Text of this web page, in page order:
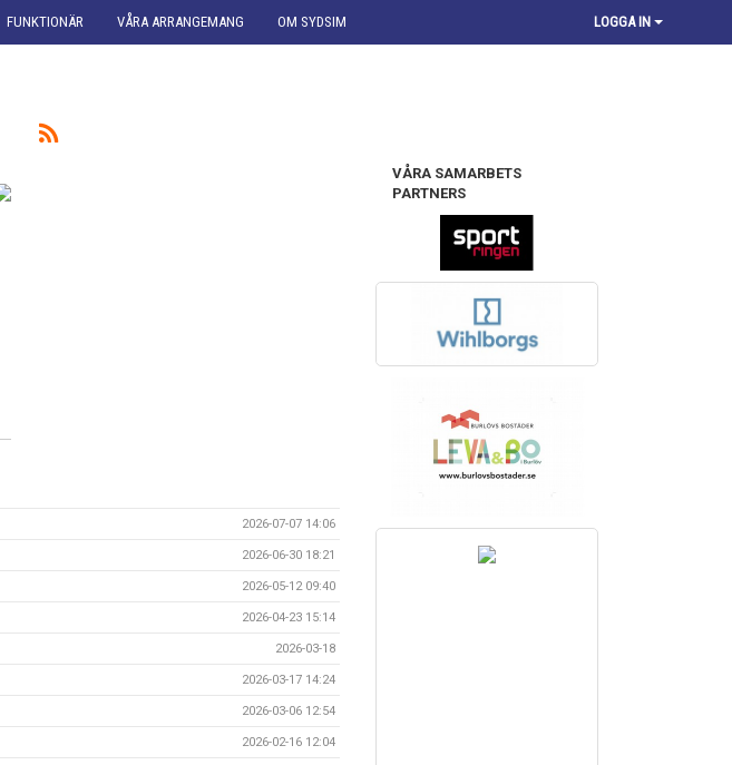
FUNKTIONÄR VÅRA ARRANGEMANG OM SYDSIM LOGGA IN
2026-07-07 14:06
2026-06-30 18:21
2026-05-12 09:40
2026-04-23 15:14
2026-03-18
2026-03-17 14:24
2026-03-06 12:54
2026-02-16 12:04
VÅRA SAMARBETS
PARTNERS